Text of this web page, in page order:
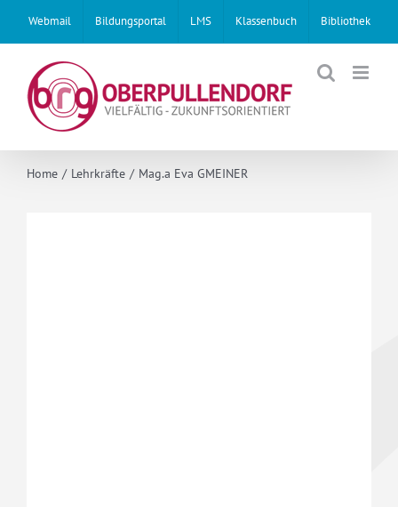
content
Webmail Bildungsportal LMS Klassenbuch Bibliothek
Home Lehrkräfte Mag.a Eva GMEINER